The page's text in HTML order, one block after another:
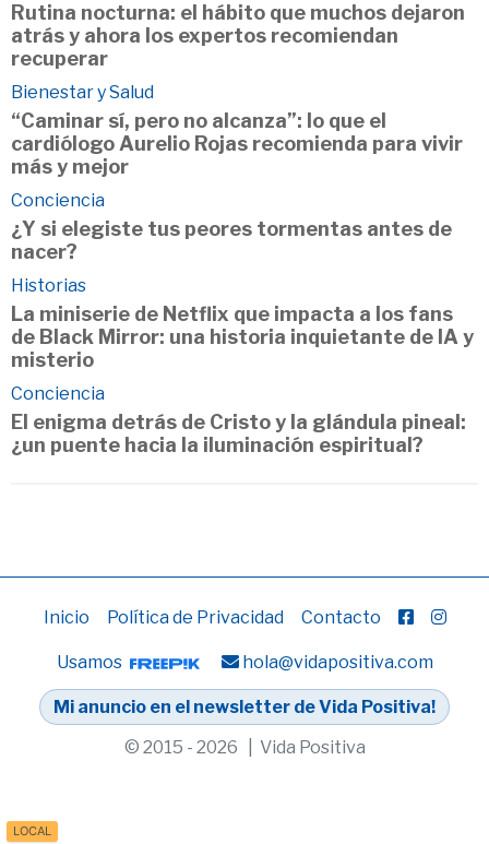
Rutina nocturna: el hábito que muchos dejaron
atrás y ahora los expertos recomiendan
recuperar
Bienestar y Salud
“Caminar sí, pero no alcanza”: lo que el
cardiólogo Aurelio Rojas recomienda para vivir
más y mejor
Conciencia
¿Y si elegiste tus peores tormentas antes de
nacer?
Historias
La miniserie de Netflix que impacta a los fans
de Black Mirror: una historia inquietante de IA y
misterio
Conciencia
El enigma detrás de Cristo y la glándula pineal:
¿un puente hacia la iluminación espiritual?
Inicio Política de Privacidad Contacto
Usamos hola@vidapositiva.com
Mi anuncio en el newsletter de Vida Positiva!
© 2015 - 2026 | Vida Positiva
LOCAL